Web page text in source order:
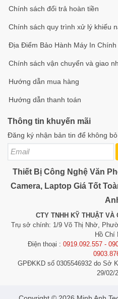
Chính sách đổi trả hoàn tiền
Chính sách quy trình xử lý khiếu
Địa Điểm Bảo Hành Máy In Chính
Chính sách vận chuyển và giao
Hướng dẫn mua hàng
Hướng dẫn thanh toán
Thông tin khuyến mãi
Đăng ký nhận bản tin để không
Thiết Bị Công Nghệ Văn
Camera, Laptop Giá Tốt
CTY TNHH KỸ THUẬT VÀ
Trụ sở chính: 1/9 Võ Thị Nhờ,
Hồ Chí
Điện thoại : 0919.092.557 -
GPĐKKD số 0305546932 do Sở
29/02/